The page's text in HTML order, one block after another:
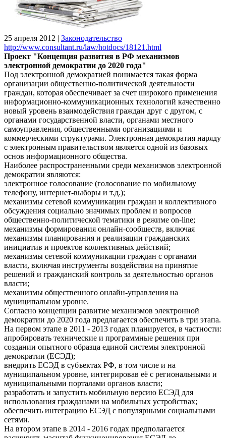
25 апреля 2012 | Законодательство
http://www.consultant.ru/law/hotdocs/18121.html
Проект "Концепция развития в РФ механизмов
электронной демократии до 2020 года"
Под электронной демократией понимается такая форма
организации общественно-политической деятельности
граждан, которая обеспечивает за счет широкого применения
информационно-коммуникационных технологий качественно
новый уровень взаимодействия граждан друг с другом, с
органами государственной власти, органами местного
самоуправления, общественными организациями и
коммерческими структурами. Электронная демократия наряду
с электронным правительством является одной из базовых
основ информационного общества.
Наиболее распространенными среди механизмов электронной
демократии являются:
электронное голосование (голосование по мобильному
телефону, интернет-выборы и т.д.);
механизмы сетевой коммуникации граждан и коллективного
обсуждения социально значимых проблем и вопросов
общественно-политической тематики в режиме on-line;
механизмы формирования онлайн-сообществ, включая
механизмы планирования и реализации гражданских
инициатив и проектов коллективных действий;
механизмы сетевой коммуникации граждан с органами
власти, включая инструменты воздействия на принятие
решений и гражданский контроль за деятельностью органов
власти;
механизмы общественного онлайн-управления на
муниципальном уровне.
Согласно концепции развитие механизмов электронной
демократии до 2020 года предлагается обеспечить в три этапа.
На первом этапе в 2011 - 2013 годах планируется, в частности:
апробировать технические и программные решения при
создании опытного образца единой системы электронной
демократии (ЕСЭД);
внедрить ЕСЭД в субъектах РФ, в том числе и на
муниципальном уровне, интегрировав её с региональными и
муниципальными порталами органов власти;
разработать и запустить мобильную версию ЕСЭД для
использования гражданами на мобильных устройствах;
обеспечить интеграцию ЕСЭД с популярными социальными
сетями.
На втором этапе в 2014 - 2016 годах предполагается